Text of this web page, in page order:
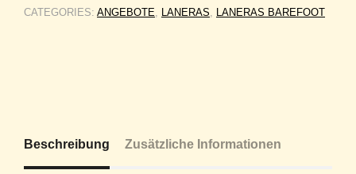
CATEGORIES: ANGEBOTE LANERAS LANERAS BAREFOOT
Beschreibung Zusätzliche Informationen